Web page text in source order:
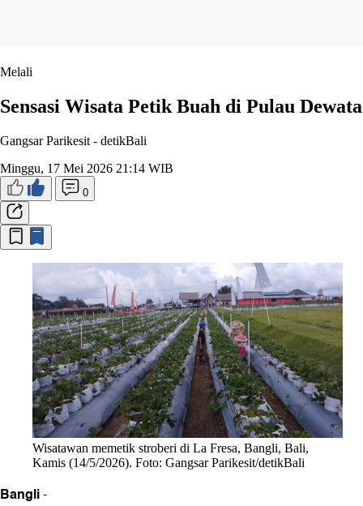
Melali
Sensasi Wisata Petik Buah di Pulau Dewata
Gangsar Parikesit - detikBali
Minggu, 17 Mei 2026 21:14 WIB
0
Wisatawan memetik stroberi di La Fresa, Bangli, Bali,
Kamis (14/5/2026). Foto: Gangsar Parikesit/detikBali
Bangli-